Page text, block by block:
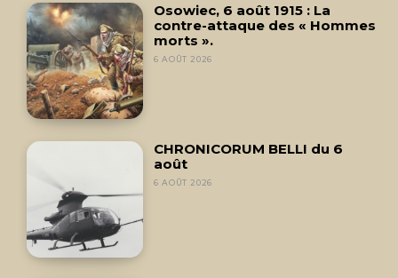
Osowiec, 6 août 1915 : La
contre-attaque des « Hommes
morts ».
6 AOÛT 2026
CHRONICORUM BELLI du 6
août
6 AOÛT 2026